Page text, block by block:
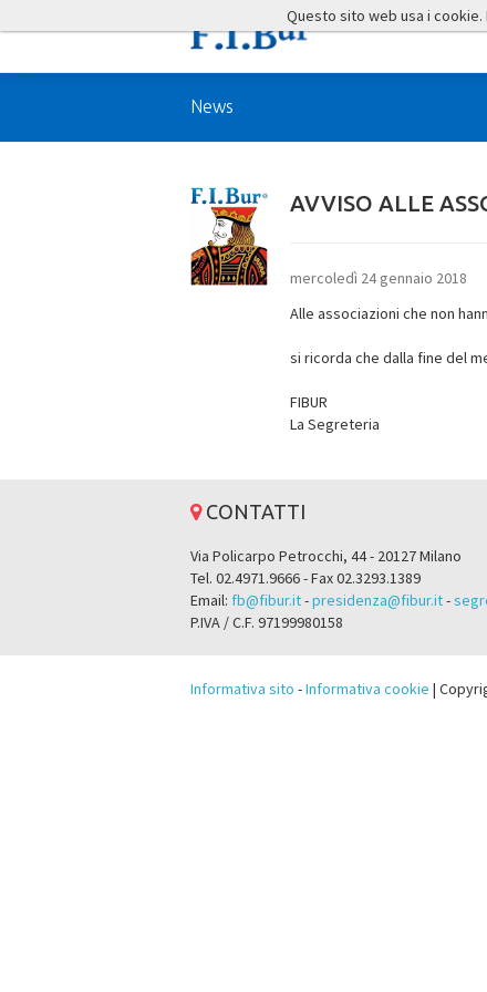
News
AVVISO ALLE
mercoledì 24 gennaio 2018
Alle associazioni che non
si ricorda che dalla fine del
FIBUR
La Segreteria
CONTATTI
Via Policarpo Petrocchi, 44 - 20127 Milano
Tel. 02.4971.9666 - Fax 02.3293.1389
Email: fb@fibur.it-presidenza@fibur.it-
P.IVA / C.F. 97199980158
Informativa sito -Informativa cookie |
Questo sito web usa i